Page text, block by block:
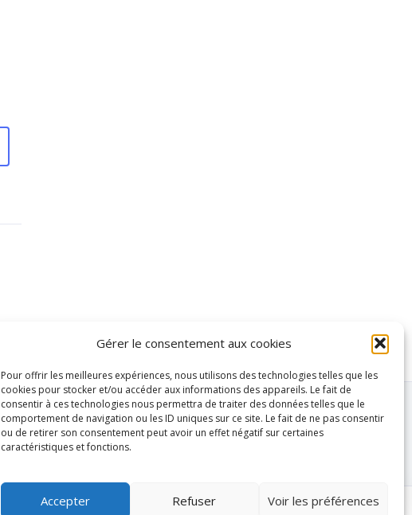
Gérer le consentement aux cookies
Pour offrir les meilleures expériences, nous utilisons des technologies telles que les
cookies pour stocker et/ou accéder aux informations des appareils. Le fait de
consentir à ces technologies nous permettra de traiter des données telles que le
comportement de navigation ou les ID uniques sur ce site. Le fait de ne pas consentir
ou de retirer son consentement peut avoir un effet négatif sur certaines
caractéristiques et fonctions.
Accepter Refuser Voir les préférences